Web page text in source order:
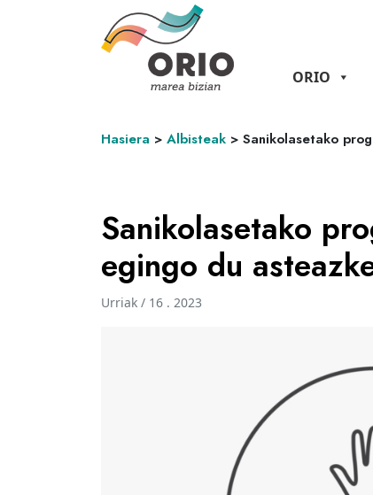
ORIO
Hasiera > Albisteak > Sanikolasetako
Sanikolasetako
egingo du
Urriak / 16 . 2023